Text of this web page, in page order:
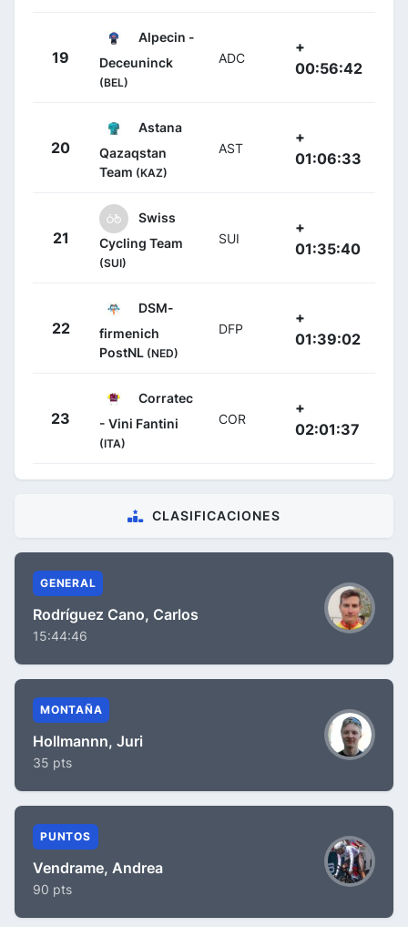
19
Alpecin -
Deceuninck
(BEL)
ADC
+
00:56:42
20
Astana
Qazaqstan
Team (KAZ)
AST
+
01:06:33
21
Swiss
Cycling Team
(SUI)
SUI
+
01:35:40
22
DSM-
firmenich
PostNL (NED)
DFP
+
01:39:02
23
Corratec
- Vini Fantini
(ITA)
COR
+
02:01:37
CLASIFICACIONES
GENERAL
Rodríguez Cano, Carlos
15:44:46
MONTAÑA
Hollmannn, Juri
35 pts
PUNTOS
Vendrame, Andrea
90 pts